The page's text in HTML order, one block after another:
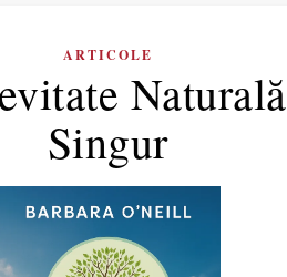
ARTICOLE
Singur